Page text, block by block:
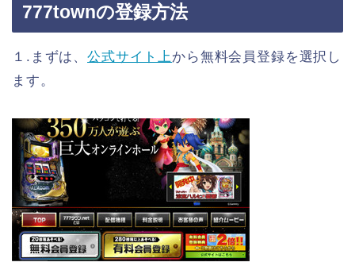
777townの登録方法
１.まずは、公式サイト上 から無料会員登録を選択し
ます。